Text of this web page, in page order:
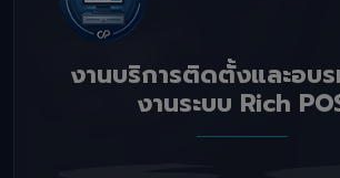
งานบริการติดตั้งและอบร
งานระบบ Rich